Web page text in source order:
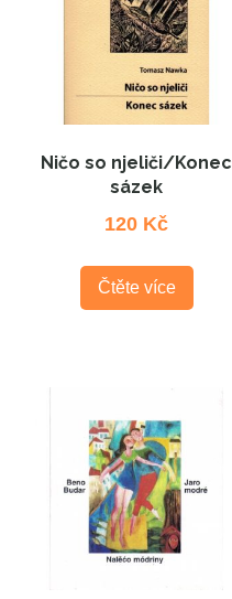
Ničo so njeliči/Konec
sázek
120 Kč
Čtěte více